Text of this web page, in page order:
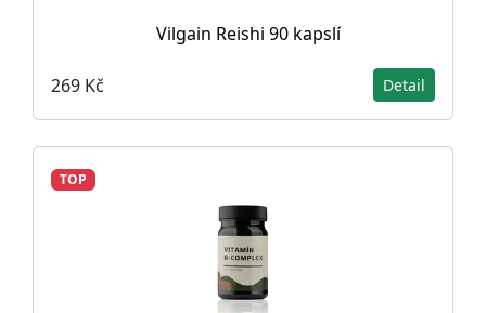
Vilgain Reishi 90 kapslí
269 Kč Detail
TOP